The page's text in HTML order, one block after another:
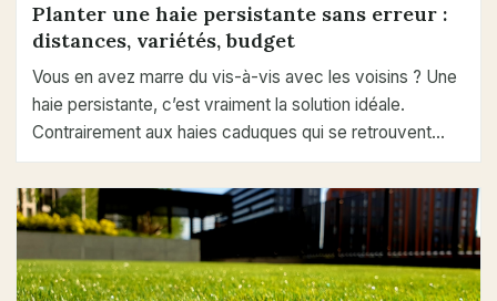
Planter une haie persistante sans erreur :
distances, variétés, budget
Vous en avez marre du vis-à-vis avec les voisins ? Une
haie persistante, c’est vraiment la solution idéale.
Contrairement aux haies caduques qui se retrouvent…